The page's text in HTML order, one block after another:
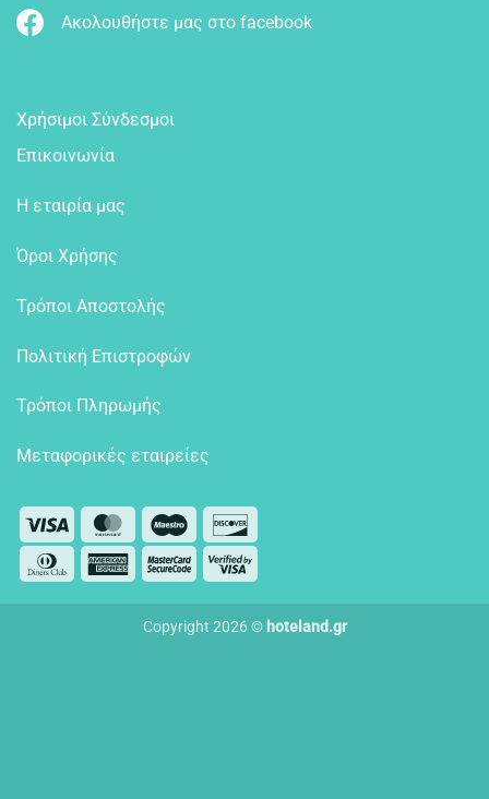
Ακολουθήστε μας στο facebook
Χρήσιμοι Σύνδεσμοι
Επικοινωνία
Η εταιρία μας
Όροι Χρήσης
Τρόποι Αποστολής
Πολιτική Επιστροφών
Τρόποι Πληρωμής
Μεταφορικές εταιρείες
Visa MasterCardMaestro
Dinners
Club
American
Express
MasterCard
2
Visa
2
Copyright 2026 © hoteland.gr